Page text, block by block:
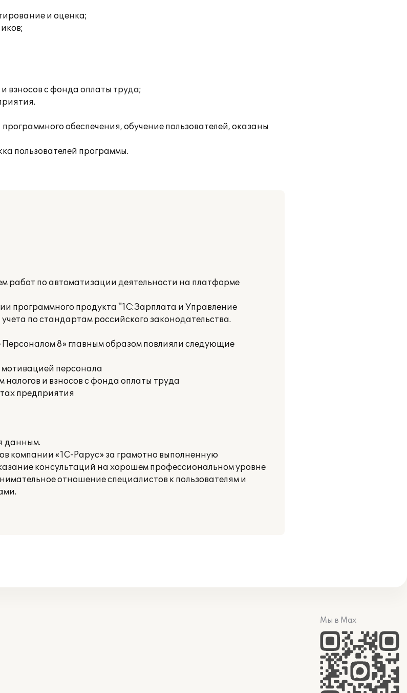
и оценка;
взносов с фонда оплаты труда;
обеспечения, обучение пользователей, оказаны
пользователей программы.
работ по автоматизации деятельности на платформе
программного продукта "1С:Зарплата и Управление
по стандартам российского законодательства.
8» главным образом повлияли следующие
персонала
и взносов с фонда оплаты труда
предприятия
данным.
компании «1С-Рарус» за грамотно выполненную
консультаций на хорошем профессиональном уровне
отношение специалистов к пользователям и
Мы в Max